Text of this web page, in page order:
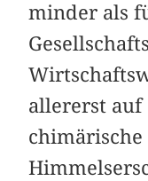
minder als
allererst auf
chimärische